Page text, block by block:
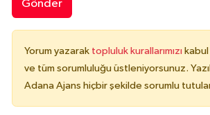
Gönder
Yorum yazarak topluluk kurallarımızı
ve tüm sorumluluğu üstleniyorsunuz.
Adana Ajans hiçbir şekilde sorumlu